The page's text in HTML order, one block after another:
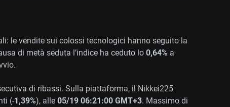
le vendite sui colossi tecnologici hanno seguito la
di metà seduta l’indice ha ceduto lo 0,64% a
di ribassi. Sulla piattaforma, il Nikkei225
(-1,39%), alle 05/19 06:21:00 GMT+3. Massimo di